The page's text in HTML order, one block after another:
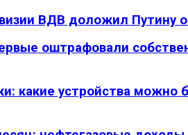
ВДВ доложил Путину
оштрафовали
какие устройства можно